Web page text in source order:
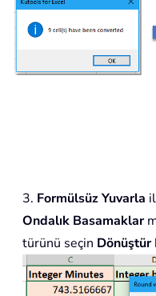
3. Formülsüz Yuvarla
Ondalık Basamaklar
türünü seçin Dönüştür